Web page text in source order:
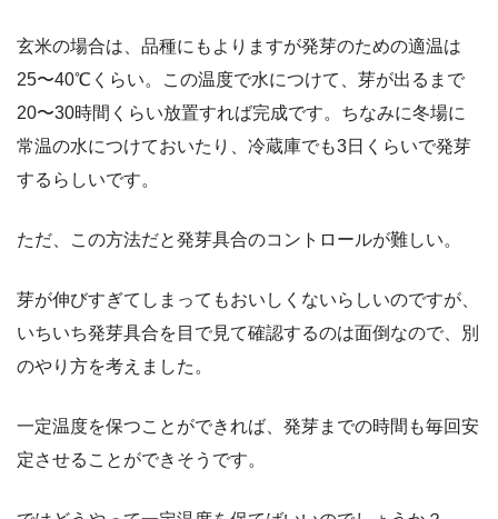
玄米の場合は、品種にもよりますが発芽のための適温は
25〜40℃くらい。この温度で水につけて、芽が出るまで
20〜30時間くらい放置すれば完成です。ちなみに冬場に
常温の水につけておいたり、冷蔵庫でも3日くらいで発芽
するらしいです。
ただ、この方法だと発芽具合のコントロールが難しい。
芽が伸びすぎてしまってもおいしくないらしいのですが、
いちいち発芽具合を目で見て確認するのは面倒なので、別
のやり方を考えました。
一定温度を保つことができれば、発芽までの時間も毎回安
定させることができそうです。